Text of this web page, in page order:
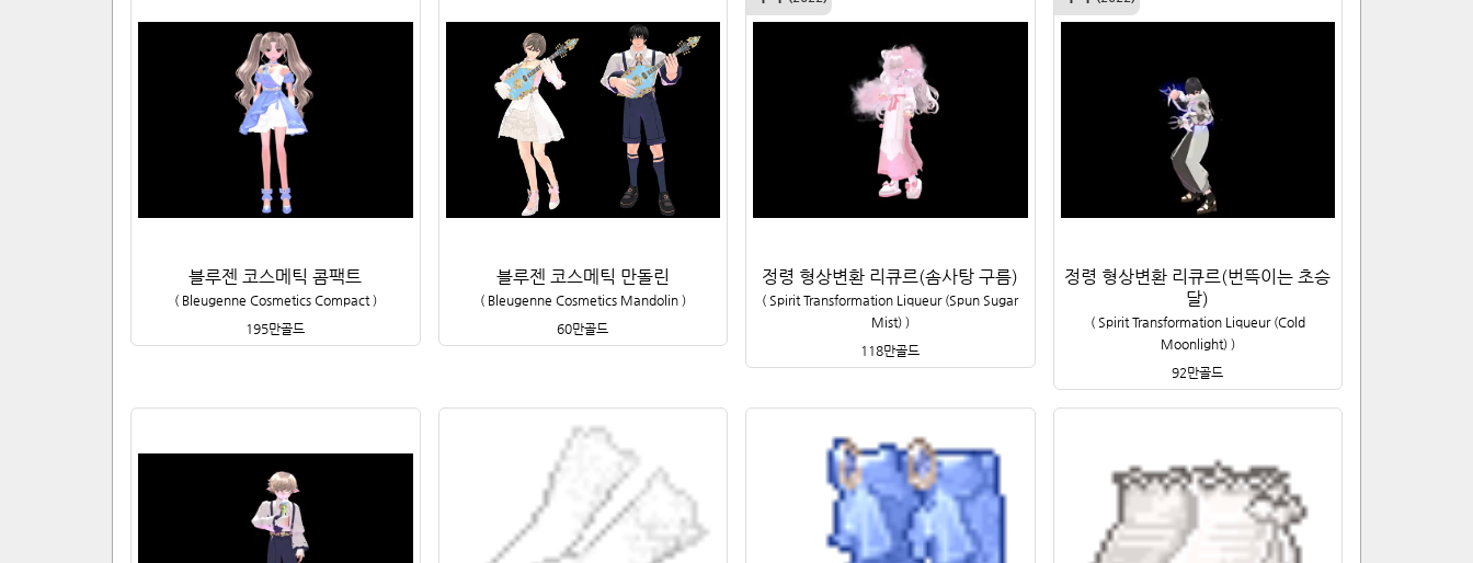
블루젠 코스메틱 콤팩트
( Bleugenne Cosmetics Compact)
195만골드
블루젠 코스메틱 만돌린
( Bleugenne Cosmetics Mandolin)
60만골드
정령 형상변환 리큐르(솜사탕 구름)
(Spirit Transformation Liqueur (Spun Sugar
Mist))
118만골드
정령 형상변환 리큐르(번뜩이는 초승
달)
( Spirit Transformation Liqueur (Cold
Moonlight))
92만골드